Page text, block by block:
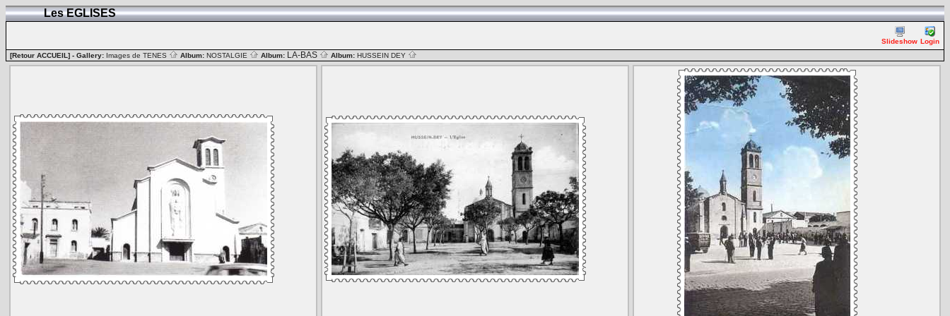
Les EGLISES
Slideshow Login
[Retour ACCUEIL] - Gallery: Images de TENES Album: NOSTALGIE Album: LA-BAS Album: HUSSEIN DEY